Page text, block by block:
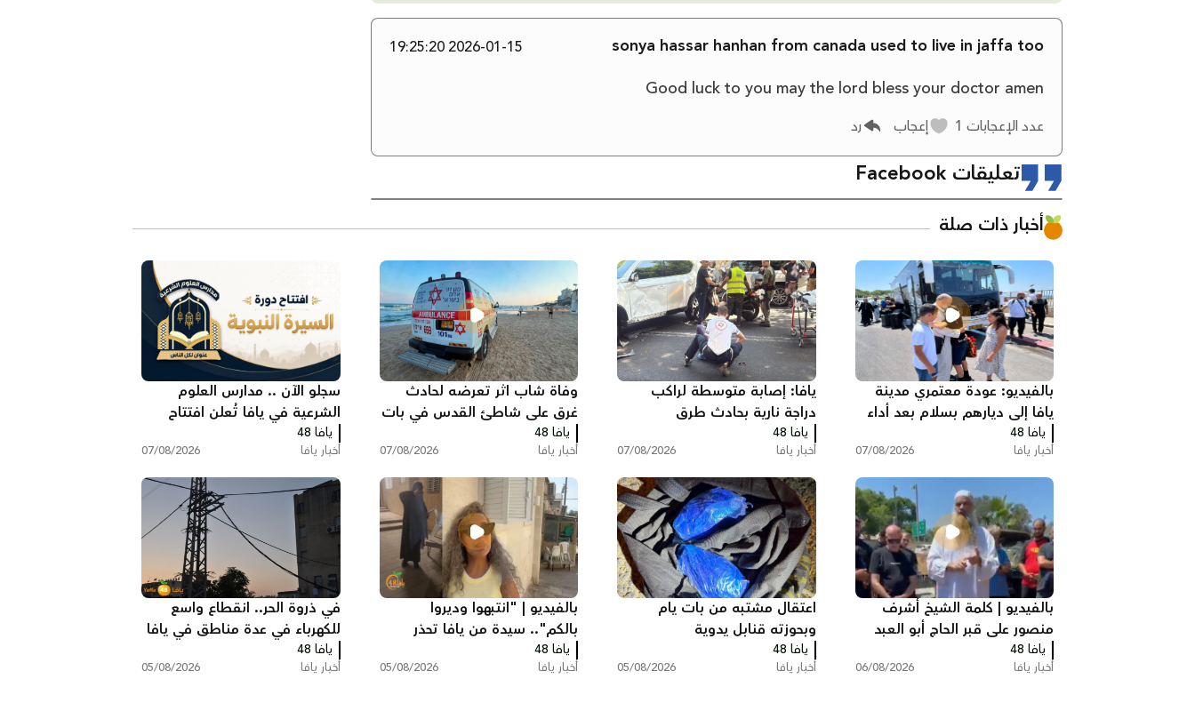
sonya hassar hanhan from canada used to live in jaffa too
2026-01-15 19:25:20
Good luck to you may the lord bless your doctor amen
عدد الإعجابات إعجاب رد
تعليقات Facebook
أخبار ذات صلة
بالفيديو: عودة معتمري مدينة
يافا إلى ديارهم بسلام بعد أداء
مناسك العمرة
يافا 48
أخبار يافا 07/08/2026
يافا: إصابة متوسطة لراكب
دراجة نارية بحادث طرق
يافا 48
أخبار يافا 07/08/2026
وفاة شاب اثر تعرضه لحادث
غرق على شاطئ القدس في بات
يام جنوب يافا
يافا 48
أخبار يافا 07/08/2026
سجلو الآن .. مدارس العلوم
الشرعية في يافا تُعلن افتتاح
دورة "السيرة النبوية"
يافا 48
أخبار يافا 07/08/2026
بالفيديو | كلمة الشيخ أشرف
منصور على قبر الحاج أبو العبد
أبو شهاب
يافا 48
أخبار يافا 06/08/2026
اعتقال مشتبه من بات يام
وبحوزته قنابل يدوية
يافا 48
أخبار يافا 05/08/2026
بالفيديو | "انتبهوا وديروا
بالكم".. سيدة من يافا تحذر
الأهالي بعد حادثة مريبة أمام
منزلها
يافا 48
أخبار يافا 05/08/2026
في ذروة الحر.. انقطاع واسع
للكهرباء في عدة مناطق في يافا
وتل ابيب
يافا 48
أخبار يافا 05/08/2026